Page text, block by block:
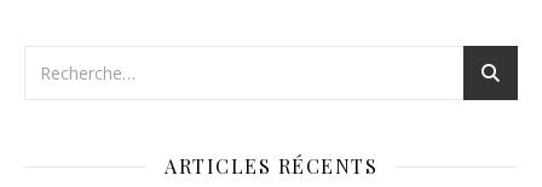
ARTICLES RÉCENTS